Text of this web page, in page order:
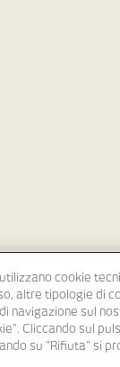
cookie
altre tipologie di
navigazione sul
Cliccando sul
su "Rifiuta" si